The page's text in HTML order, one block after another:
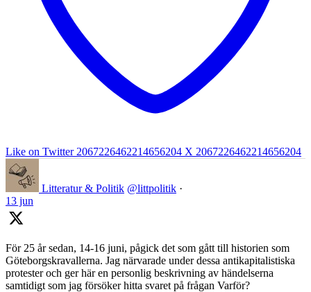
Like on Twitter 2067226462214656204 X 2067226462214656204
Litteratur & Politik @littpolitik ·
13 jun
För 25 år sedan, 14-16 juni, pågick det som gått till historien som
Göteborgskravallerna. Jag närvarade under dessa antikapitalistiska
protester och ger här en personlig beskrivning av händelserna
samtidigt som jag försöker hitta svaret på frågan Varför?